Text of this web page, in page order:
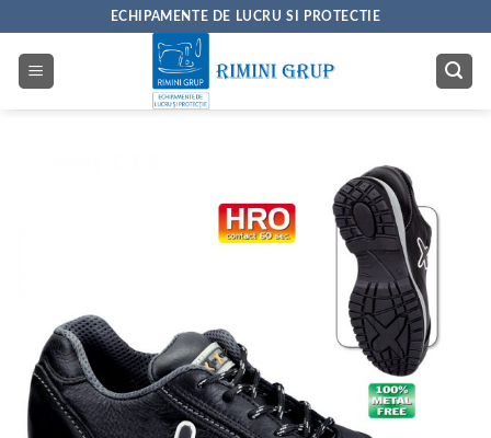
content
ECHIPAMENTE DE LUCRU SI PROTECTIE